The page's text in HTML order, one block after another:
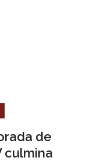
de
culmina